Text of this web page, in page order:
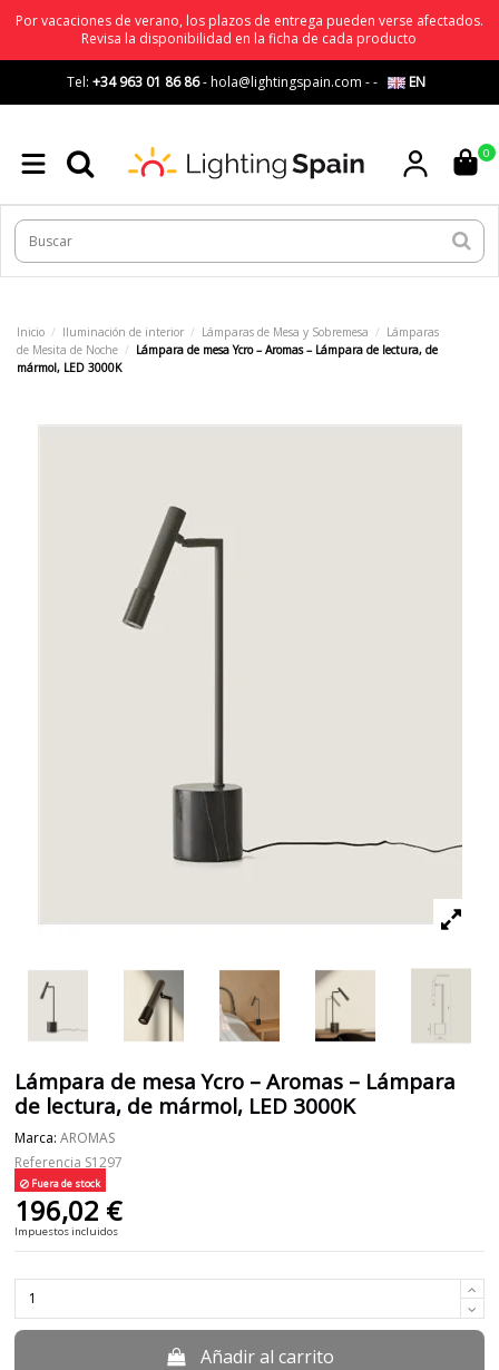
Por vacaciones de verano, los plazos de entrega pueden verse afectados.
Revisa la disponibilidad en la ficha de cada producto
Tel: +34 963 01 86 86-hola@lightingspain.com -- EN
0
Inicio Iluminación de interior Lámparas de Mesa y Sobremesa
Lámparas
de Mesita de Noche
Lámpara de mesa Ycro – Aromas – Lámpara de lectura, de
mármol, LED 3000K
Lámpara de mesa Ycro – Aromas – Lámpara
de lectura, de mármol, LED 3000K
Marca: AROMAS
Referencia S1297
Fuera de stock
196,02 €
Impuestos incluidos
Añadir al carrito